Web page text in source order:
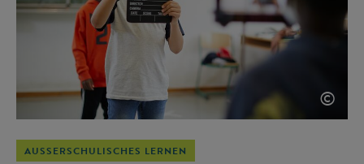
©
AUSSERSCHULISCHES LERNEN